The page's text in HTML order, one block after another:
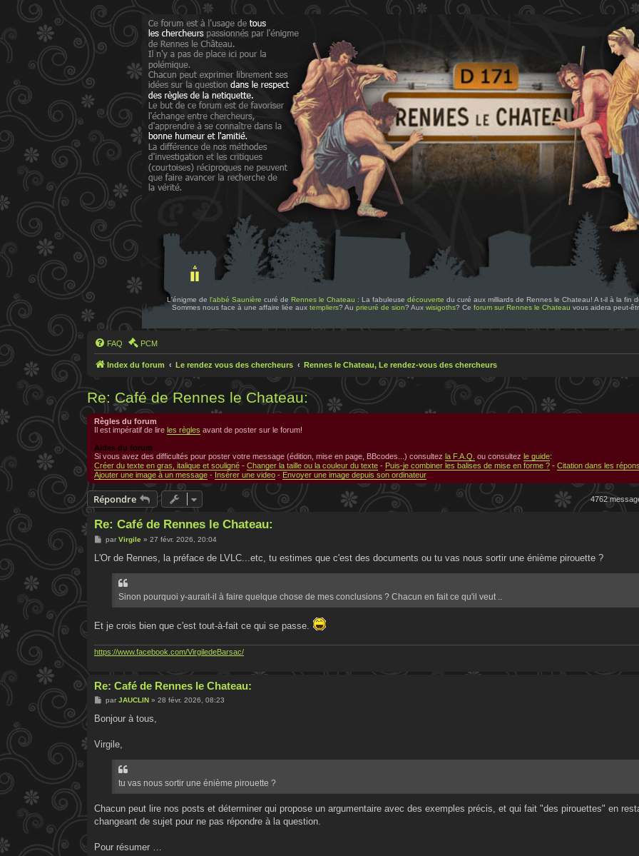
L'énigme de l'abbé Saunière curé de Rennes le Chateau : La fabuleuse découverte du curé aux milliards de Rennes le Chateau! A t-il à la fin
Sommes nous face à une affaire liée aux templiers? Au prieuré de sion? Aux wisigoths? Ce forum sur Rennes le Chateau vous aidera peut-
FAQ PCM
Index du forum Le rendez vous des chercheurs Rennes le Chateau, Le rendez-vous des chercheurs
Re: Café de Rennes le Chateau:
Règles du forum
Il est impératif de lire les règles avant de poster sur le forum!
Aides du forum
Si vous avez des difficultés pour poster votre message (édition, mise en page, BBcodes...) consultez la F.A.Q. ou consultez le guide:
Créer du texte en gras, italique et souligné - Changer la taille ou la couleur du texte - Puis-je combiner les balises de mise en forme ? - Citation dans les
Ajouter une image à un message - Insérer une video - Envoyer une image depuis son ordinateur
Répondre 4762
Re: Café de Rennes le Chateau:
M
s
par Virgile» 27 févr. 2026, 20:04
L'Or de Rennes, la préface de LVLC...etc, tu estimes que c'est des documents ou tu vas nous sortir une énième pirouette ?
Sinon pourquoi y-aurait-il à faire quelque chose de mes conclusions ? Chacun en fait ce qu'il veut ..
Et je crois bien que c'est tout-à-fait ce qui se passe.
https://www.facebook.com/VirgiledeBarsac/
Re: Café de Rennes le Chateau:
M
s
g
e
par JAUCLIN» 28 févr. 2026, 08:23
Bonjour à tous,
Virgile,
tu vas nous sortir une énième pirouette ?
Chacun peut lire nos posts et déterminer qui propose un argumentaire avec des exemples précis, et qui fait "des pirouettes" en
changeant de sujet pour ne pas répondre à la question.
Pour résumer …